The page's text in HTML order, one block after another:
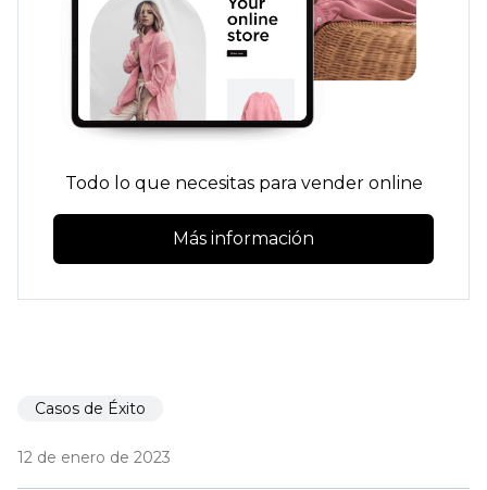
Todo lo que necesitas para vender online
Más información
Casos de Éxito
12 de enero de 2023